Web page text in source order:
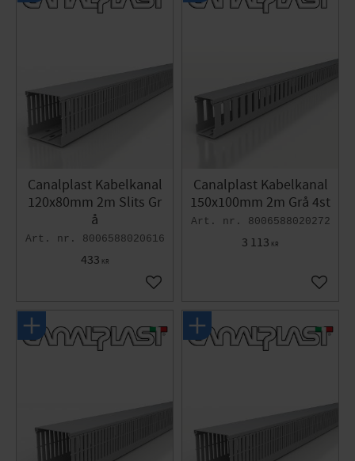
Canalplast Kabelkanal
120x80mm 2m Slits Gr
å
8006588020616
433 KR
Lägg till i favoriter
Canalplast Kabelkanal
150x100mm 2m Grå 4st
8006588020272
3 113 KR
Lägg